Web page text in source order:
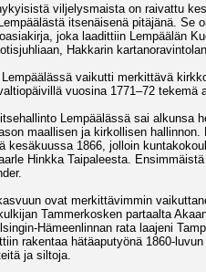
viljelysmaista on raivattu
itsenäisenä pitäjänä. Se
joka laadittiin Lempäälän
Hakkarin
Lempäälässä vaikutti merkittävä
vuosina 1771–72 tekemä
Lempäälässä sai alkunsa
maallisen ja kirkollisen
kesäkuussa 1866, jolloin
Hinkka Taipaleesta.
ovat merkittävimmin
Tammerkosken partaalta
Hämeenlinnan rata laajeni
rakentaa hätäaputyönä 1860-
ja siltoja.